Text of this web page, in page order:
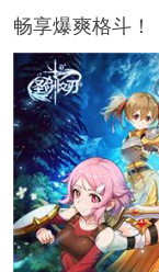
畅享爆爽格斗！